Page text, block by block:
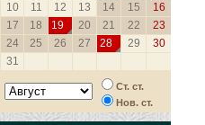
10
11 12 13 14 15
16
17
18 19 20 21 22
23
24
25 26 27 28 29
30
31
Ст. ст.
Нов. ст.